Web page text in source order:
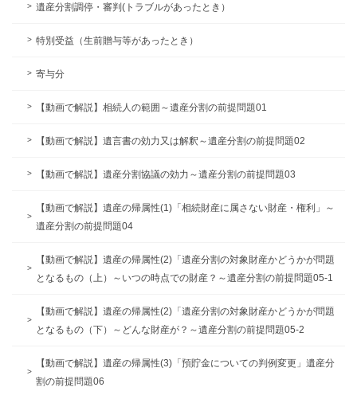
遺産分割調停・審判(トラブルがあったとき）
特別受益（生前贈与等があったとき）
寄与分
【動画で解説】相続人の範囲～遺産分割の前提問題01
【動画で解説】遺言書の効力又は解釈～遺産分割の前提問題02
【動画で解説】遺産分割協議の効力～遺産分割の前提問題03
【動画で解説】遺産の帰属性(1)「相続財産に属さない財産・権利」～
遺産分割の前提問題04
【動画で解説】遺産の帰属性(2)「遺産分割の対象財産かどうかが問題
となるもの（上）～いつの時点での財産？～遺産分割の前提問題05-1
【動画で解説】遺産の帰属性(2)「遺産分割の対象財産かどうかが問題
となるもの（下）～どんな財産が？～遺産分割の前提問題05-2
【動画で解説】遺産の帰属性(3)「預貯金についての判例変更」遺産分
割の前提問題06